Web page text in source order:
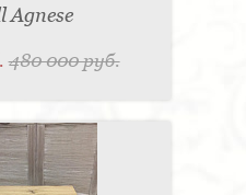
Agnese
480 000 руб.